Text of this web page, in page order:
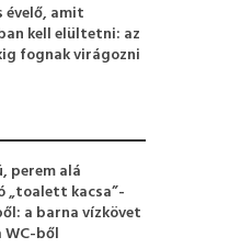
évelő, amit
kell elültetni: az
fognak virágozni
perem alá
„toalett kacsa”-
a barna vízkövet
WC-ből